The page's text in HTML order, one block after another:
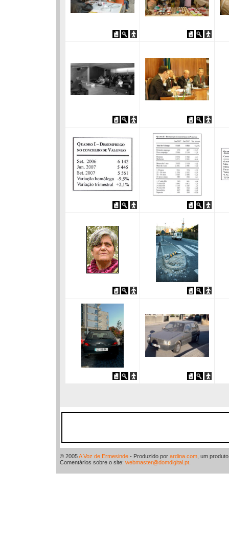
© 2005A Voz de Ermesinde - Produzido por ardina.com , um
Comentários sobre o site: webmaster@domdigital.pt